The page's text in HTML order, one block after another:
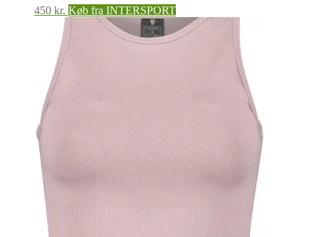
450 kr. Køb fra INTERSPORT